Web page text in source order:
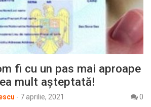
fi cu un pas mai aproape
mult așteptată!
- 7 aprilie, 2021
0